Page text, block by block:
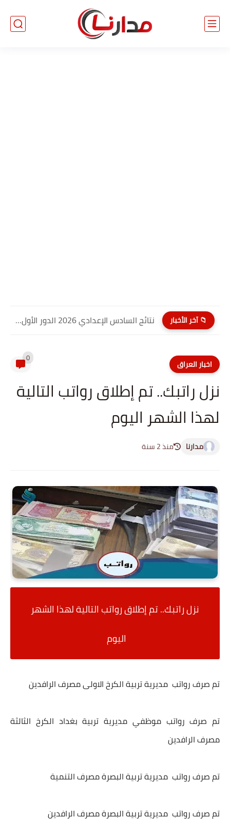
📁 آخر الأخبار نتائج السادس الإعدادي 2026 الدور الأول PDF كربلاء المقدسة| موقع...
اخبار العراق 0
نزل راتبك.. تم إطلاق رواتب التالية
لهذا الشهر اليوم
مدارنا منذ 2 سنة
نزل راتبك.. تم إطلاق رواتب التالية لهذا الشهر
اليوم
تم صرف رواتب مديرية تربية الكرخ الاولى مصرف الرافدين
تم صرف رواتب موظفي مديرية تربية بغداد الكرخ الثالثة
مصرف الرافدين
تم صرف رواتب مديرية تربية البصرة مصرف التنمية
تم صرف رواتب مديرية تربية البصرة مصرف الرافدين